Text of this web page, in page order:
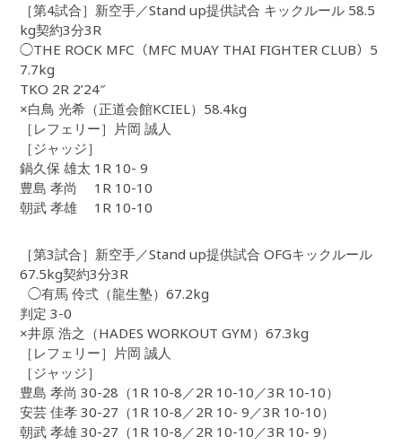
［第4試合］新空手／Stand up提供試合 キックルール 58.5
kg契約3分3R
◯THE ROCK MFC（MFC MUAY THAI FIGHTER CLUB）5
7.7kg
TKO 2R 2’24″
×白鳥 光希（正道会館KCIEL）58.4kg
［レフェリー］片岡 誠人
［ジャッジ］
鍋久保 雄太 1R 10- 9
豊島 孝尚 1R 10-10
朝武 孝雄 1R 10-10
［第3試合］新空手／Stand up提供試合 OFGキックルール
67.5kg契約3分3R
◯有馬 伶弍（龍生塾）67.2kg
判定 3-0
×井原 浩之（HADES WORKOUT GYM）67.3kg
［レフェリー］片岡 誠人
［ジャッジ］
豊島 孝尚 30-28（1R 10-8／2R 10-10／3R 10-10）
安芸 佳孝 30-27（1R 10-8／2R 10- 9／3R 10-10）
朝武 孝雄 30-27（1R 10-8／2R 10-10／3R 10- 9）